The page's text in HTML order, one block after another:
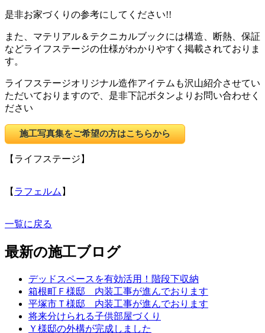
是非お家づくりの参考にしてください!!
また、マテリアル＆テクニカルブックには構造、断熱、保証
などライフステージの仕様がわかりやすく掲載されておりま
す。
ライフステージオリジナル造作アイテムも沢山紹介させてい
ただいておりますので、是非下記ボタンよりお問い合わせく
ださい
施工写真集をご希望の方はこちらから
【ライフステージ】
【 ラフェルム 】
一覧に戻る
最新の施工ブログ
デッドスペースを有効活用！階段下収納
箱根町Ｆ様邸 内装工事が進んでおります
平塚市Ｔ様邸 内装工事が進んでおります
将来分けられる子供部屋づくり
Ｙ様邸の外構が完成しました